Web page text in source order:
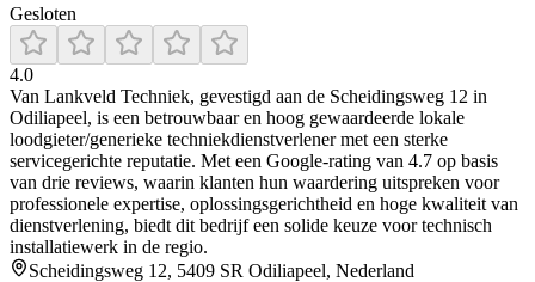
Gesloten
4.0
Van Lankveld Techniek, gevestigd aan de Scheidingsweg 12 in
Odiliapeel, is een betrouwbaar en hoog gewaardeerde lokale
loodgieter/generieke techniekdienstverlener met een sterke
servicegerichte reputatie. Met een Google-rating van 4.7 op basis
van drie reviews, waarin klanten hun waardering uitspreken voor
professionele expertise, oplossingsgerichtheid en hoge kwaliteit van
dienstverlening, biedt dit bedrijf een solide keuze voor technisch
installatiewerk in de regio.
Scheidingsweg 12, 5409 SR Odiliapeel, Nederland